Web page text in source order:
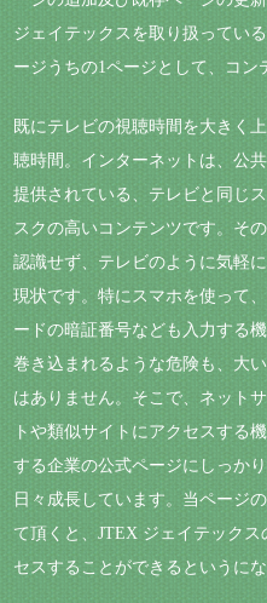
ジェイテックスを取り扱ってい
ージうちの1ページとして、コン
既にテレビの視聴時間を大きく
聴時間。インターネットは、公
提供されている、テレビと同じ
スクの高いコンテンツです。そ
認識せず、テレビのように気軽
現状です。特にスマホを使って
ードの暗証番号なども入力する
巻き込まれるような危険も、大
はありません。そこで、ネット
トや類似サイトにアクセスする
する企業の公式ページにしっか
日々成長しています。当ページ
て頂くと、JTEX ジェイテック
セスすることができるというにな